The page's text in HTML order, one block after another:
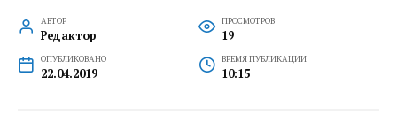
АВТОР
Редактор
ПРОСМОТРОВ
19
ОПУБЛИКОВАНО
22.04.2019
ВРЕМЯ ПУБЛИКАЦИИ
10:15